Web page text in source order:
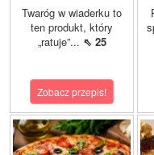
Twaróg w wiaderku to
ten produkt, który
„ratuje”... ⇖ 25
Zobacz przepis!